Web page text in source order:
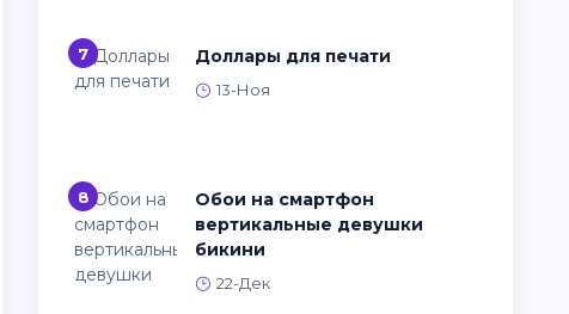
7 Доллары для печати
13-Ноя
8
Обои на смартфон
вертикальные девушки
бикини
22-Дек